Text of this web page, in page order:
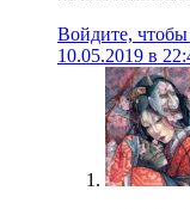
Войдите, чтобы
10.05.2019 в